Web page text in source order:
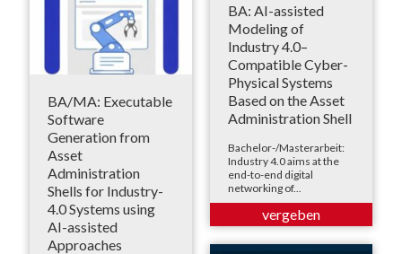
BA: AI-assisted
Modeling of
Industry 4.0–
Compatible Cyber-
Physical Systems
Based on the Asset
Administration Shell
Bachelor-/Masterarbeit:
Industry 4.0 aims at the
end-to-end digital
networking of...
BA/MA: Executable
Software
Generation from
Asset
Administration
Shells for Industry-
4.0 Systems using
AI-assisted
Approaches